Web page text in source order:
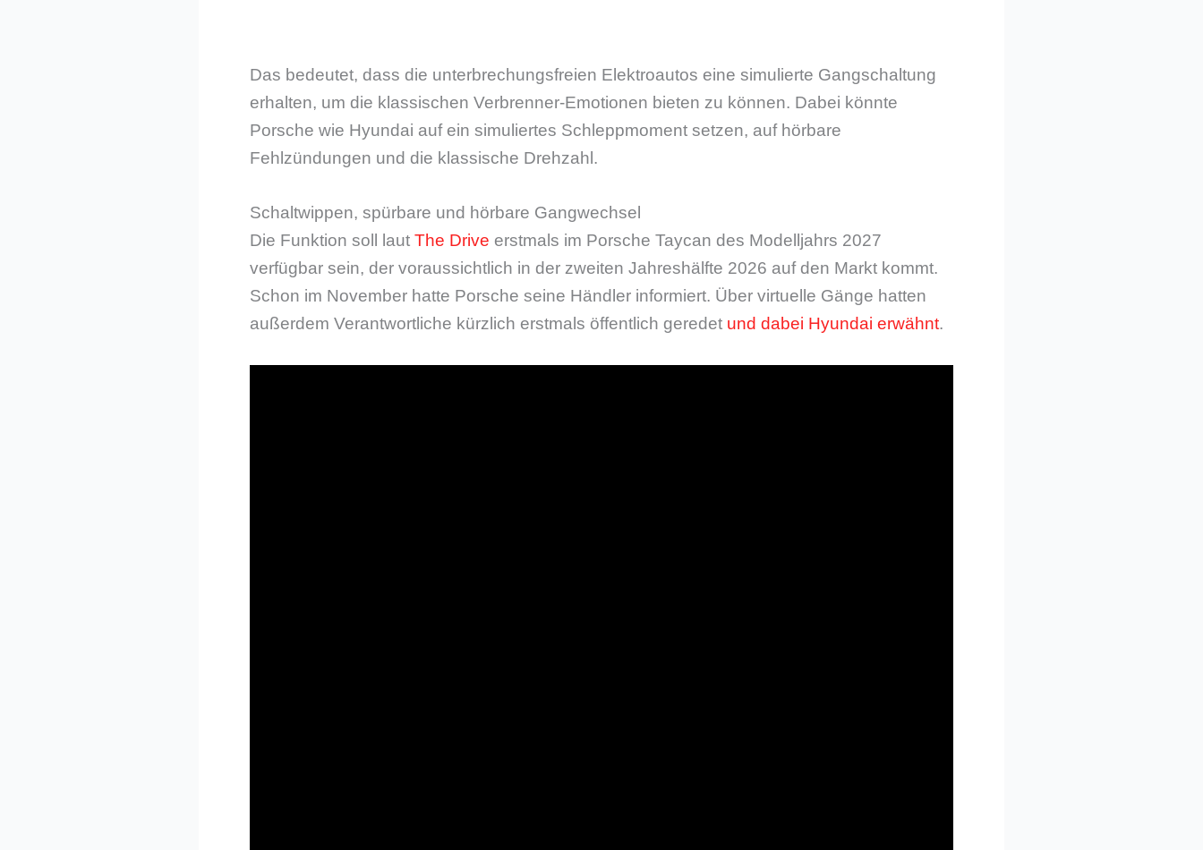
Das bedeutet, dass die unterbrechungsfreien Elektroautos eine simulierte Gangschaltung
erhalten, um die klassischen Verbrenner-Emotionen bieten zu können. Dabei könnte
Porsche wie Hyundai auf ein simuliertes Schleppmoment setzen, auf hörbare
Fehlzündungen und die klassische Drehzahl.
Schaltwippen, spürbare und hörbare Gangwechsel
Die Funktion soll laut The Drive erstmals im Porsche Taycan des Modelljahrs 2027
verfügbar sein, der voraussichtlich in der zweiten Jahreshälfte 2026 auf den Markt kommt.
Schon im November hatte Porsche seine Händler informiert. Über virtuelle Gänge hatten
außerdem Verantwortliche kürzlich erstmals öffentlich geredet und dabei Hyundai erwähnt.